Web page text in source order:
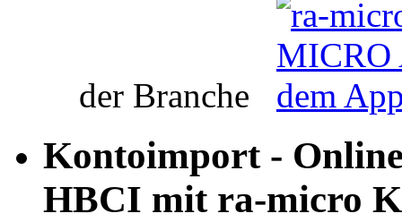
der Branche
Kontoimport-
HBCI mit ra-micro